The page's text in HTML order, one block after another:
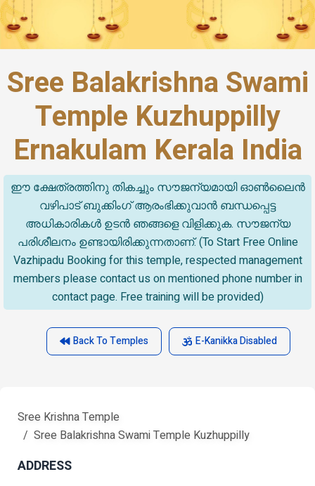
Sree Balakrishna Swami
Temple Kuzhuppilly
Ernakulam Kerala India
ഈ ക്ഷേത്രത്തിനു തികച്ചും സൗജന്യമായി ഓൺലൈൻ
വഴിപാട് ബുക്കിംഗ് ആരംഭിക്കുവാൻ ബന്ധപ്പെട്ട
അധികാരികൾ ഉടൻ ഞങ്ങളെ വിളിക്കുക. സൗജന്യ
പരിശീലനം ഉണ്ടായിരിക്കുന്നതാണ്. (To Start Free Online
Vazhipadu Booking for this temple, respected management
members please contact us on mentioned phone number in
contact page. Free training will be provided)
Back To Temples E-Kanikka Disabled
Sree Krishna Temple
Sree Balakrishna Swami Temple Kuzhuppilly
ADDRESS